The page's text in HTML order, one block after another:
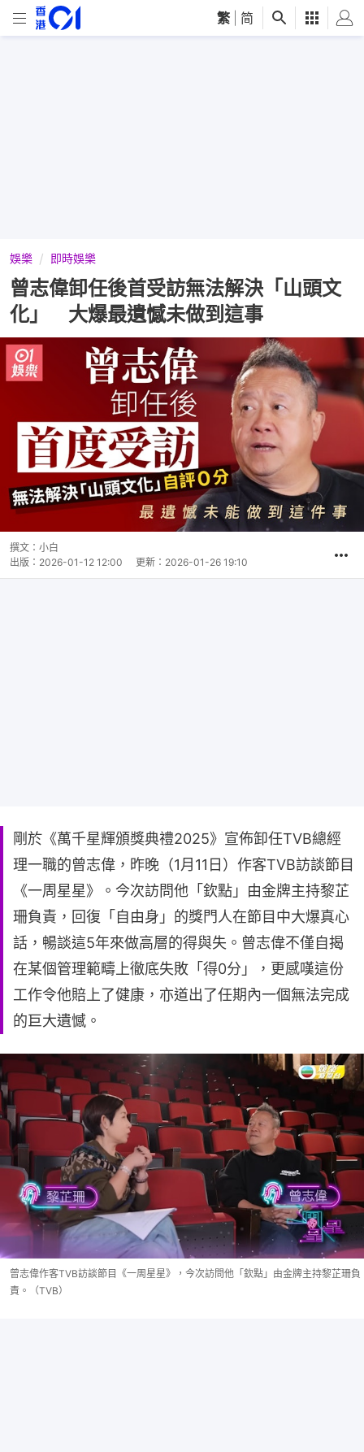
繁 简
娛樂 即時娛樂
曾志偉卸任後首受訪無法解決「山頭文
化」 大爆最遺憾未做到這事
撰文： 小白
出版： 2026-01-12 12:00 更新： 2026-01-26 19:10
剛於《萬千星輝頒獎典禮2025》宣佈卸任TVB總經
理一職的曾志偉，昨晚（1月11日）作客TVB訪談節目
《一周星星》。今次訪問他「欽點」由金牌主持黎芷
珊負責，回復「自由身」的獎門人在節目中大爆真心
話，暢談這5年來做高層的得與失。曾志偉不僅自揭
在某個管理範疇上徹底失敗「得0分」，更感嘆這份
工作令他賠上了健康，亦道出了任期內一個無法完成
的巨大遺憾。
曾志偉作客TVB訪談節目《一周星星》，今次訪問他「欽點」由金牌主持黎芷珊負
責。（TVB）